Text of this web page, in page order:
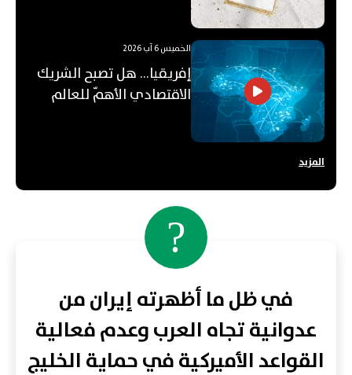
الخميس 6 آب 2026
إفريقيا... هل تصبح الشريك
الاقتصادي الأهمّ للعالم
المزيد
?
في ظل ما أظهرته إيران من
عدوانية تجاه العرب وعدم فعالية
القواعد الأميركية في حماية الخليج